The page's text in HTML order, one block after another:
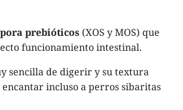
prebióticos (XOS y MOS) que
funcionamiento intestinal.
sencilla de digerir y su textura
incluso a perros sibaritas